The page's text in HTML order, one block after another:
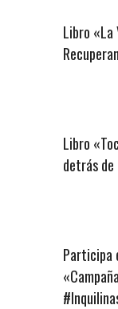
Libro «La
Libro
detrás de
Participa